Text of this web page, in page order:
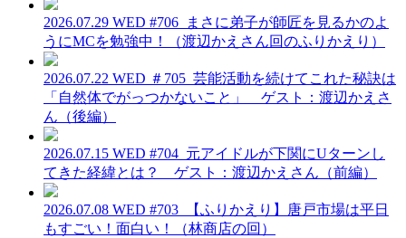
2026.07.29 WED #706_まさに弟子が師匠を見るかのよ
うにMCを勉強中！（渡辺かえさん回のふりかえり）
2026.07.22 WED ＃705_芸能活動を続けてこれた秘訣は
「自然体でがっつかないこと」 ゲスト：渡辺かえさ
ん（後編）
2026.07.15 WED #704_元アイドルが下関にUターンし
てきた経緯とは？ ゲスト：渡辺かえさん（前編）
2026.07.08 WED #703_【ふりかえり】唐戸市場は平日
もすごい！面白い！（林商店の回）